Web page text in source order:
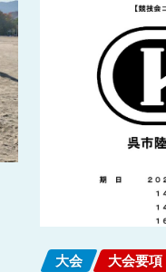
大会 大会要項